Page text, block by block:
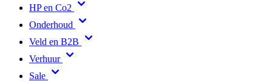
HP en Co2
Onderhoud
Veld en B2B
Verhuur
Sale